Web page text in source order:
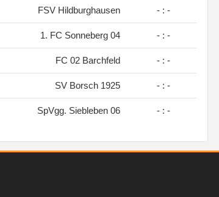
FSV Hildburghausen - : -
1. FC Sonneberg 04 - : -
FC 02 Barchfeld - : -
SV Borsch 1925 - : -
SpVgg. Siebleben 06 - : -